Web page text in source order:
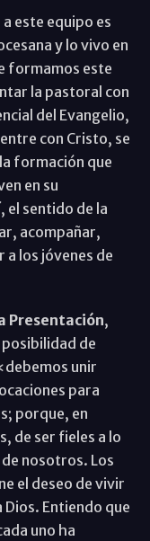
este equipo es
y lo vivo en
formamos este
la pastoral con
del Evangelio,
con Cristo, se
formación que
en su
el sentido de la
acompañar,
los jóvenes de
Presentación,
de
unir
para
porque, en
de ser fieles a lo
nosotros. Los
el deseo de vivir
Entiendo que
uno ha